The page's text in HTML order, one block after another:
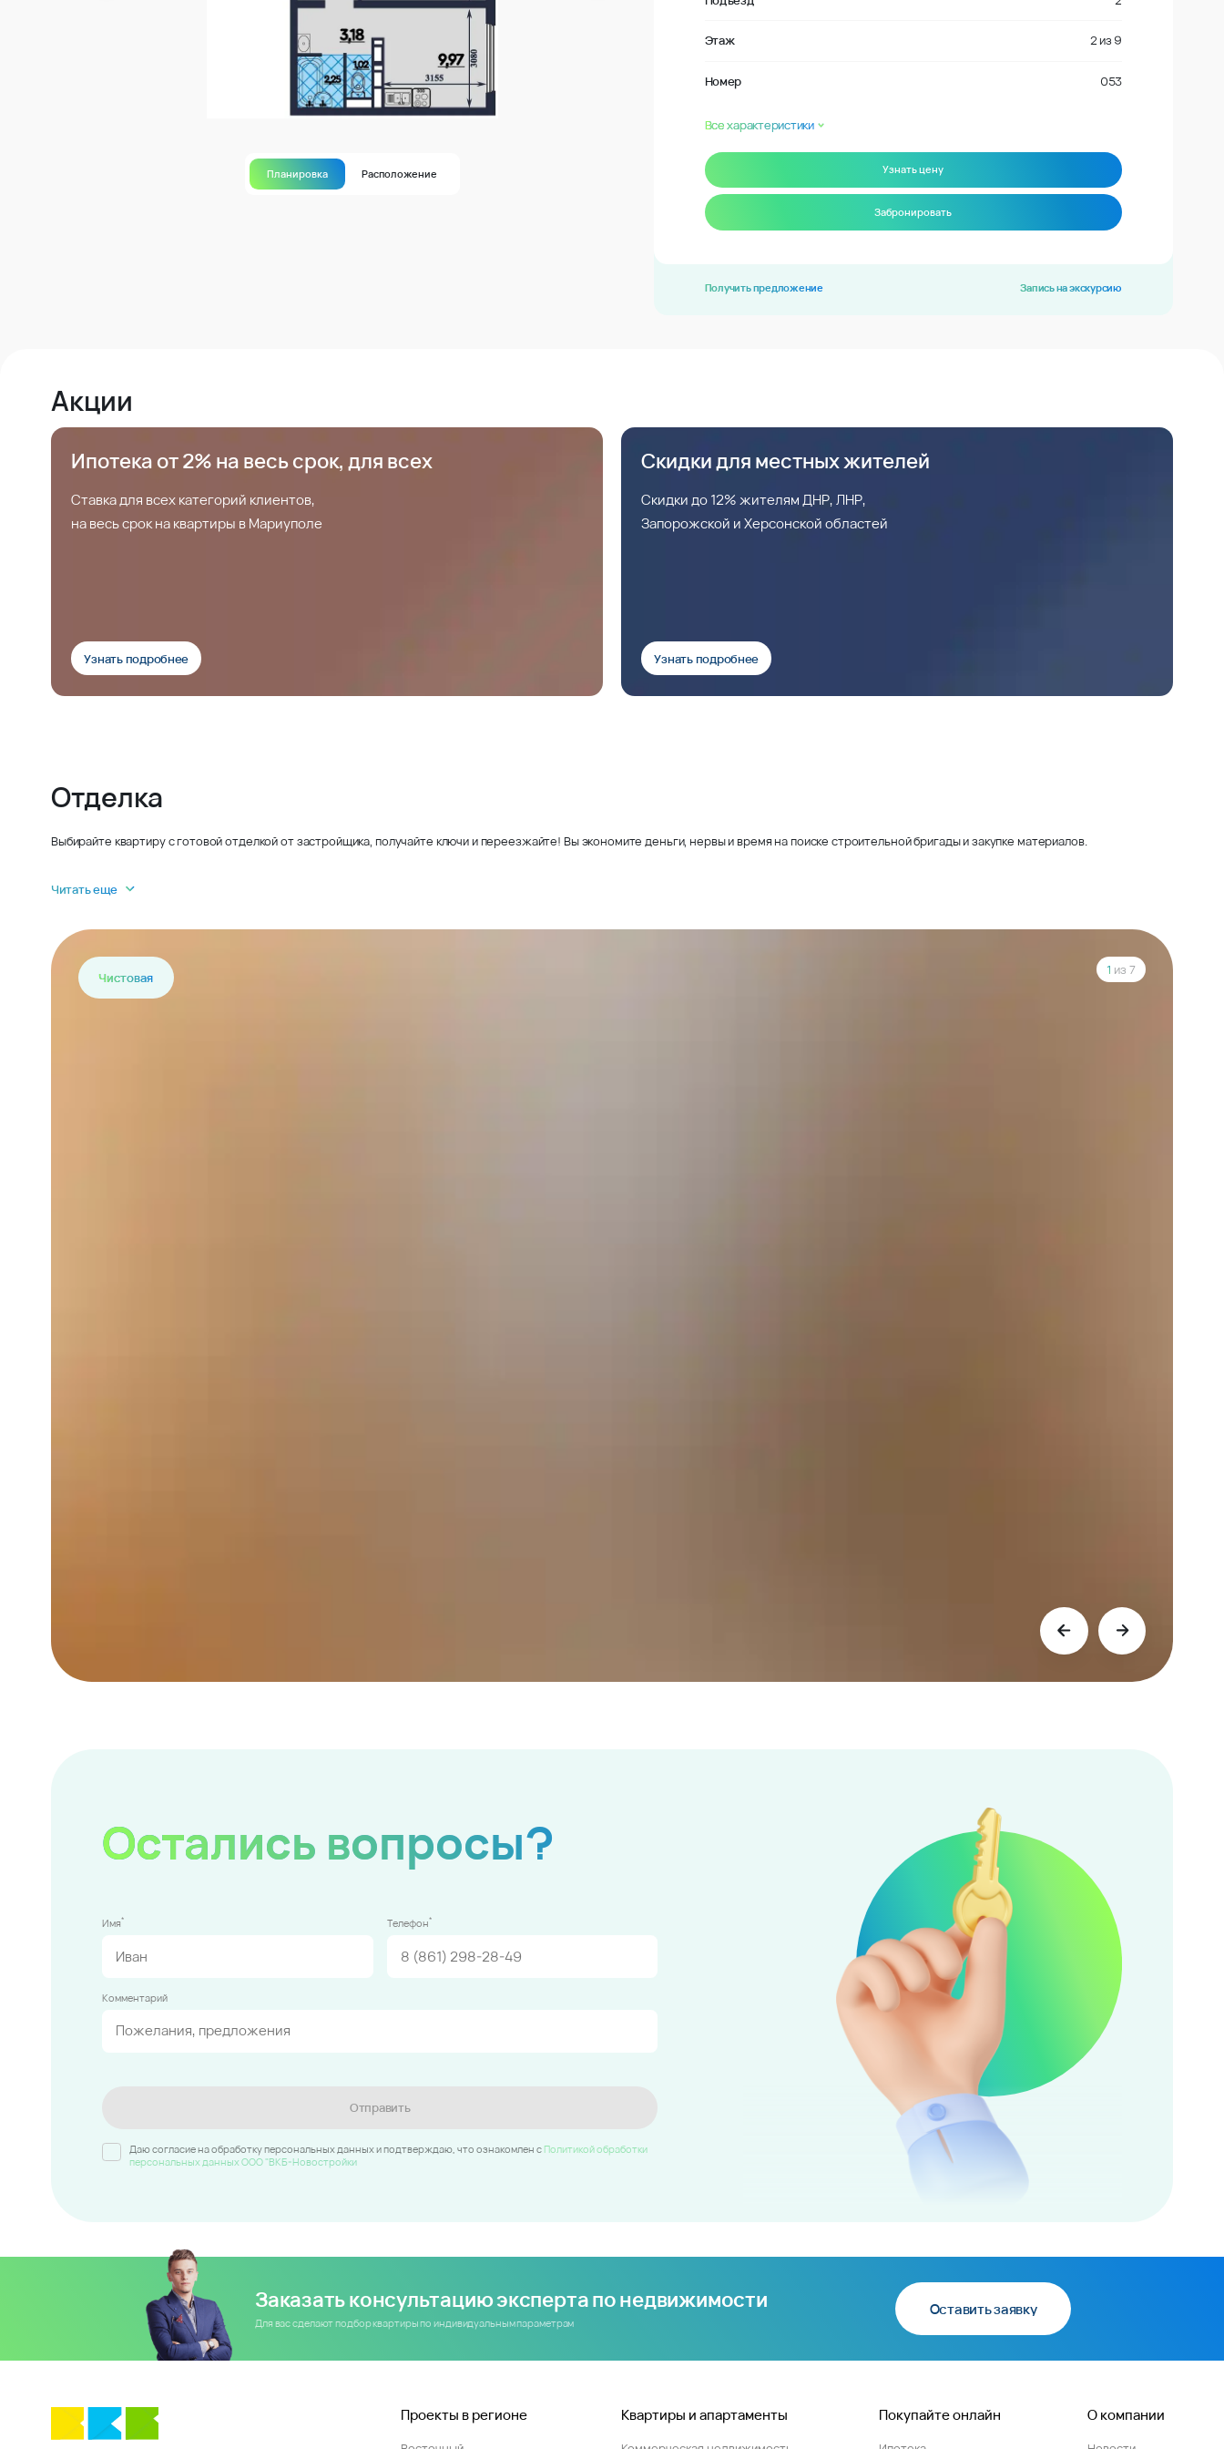
Планировка Расположение
Этаж 2 из 9
Номер 053
Все характеристики
Узнать цену
Забронировать
Получить предложение Запись на экскурсию
Акции
Ипотека от 2% на весь срок, для всех
Ставка для всех категорий клиентов,
на весь срок на квартиры в Мариуполе
Узнать подробнее
Скидки для местных жителей
Скидки до 12% жителям ДНР, ЛНР,
Запорожской и Херсонской областей
Узнать подробнее
Отделка
Выбирайте квартиру с готовой отделкой от застройщика, получайте ключи и переезжайте! Вы экономите деньги, нервы и время на поиске строительной бригады и закупке материалов.
Читать еще
Чистовая
1 из 7
Остались вопросы?
Имя* Телефон*
Комментарий
Отправить
Даю согласие на обработку персональных данных и подтверждаю, что ознакомлен c Политикой обработки
персональных данных ООО "ВКБ-Новостройки
Заказать консультацию эксперта по недвижимости
Для вас сделают подбор квартиры по индивидуальным параметрам
Оставить заявку
Проекты в регионе Квартиры и апартаменты Покупайте онлайн О компании